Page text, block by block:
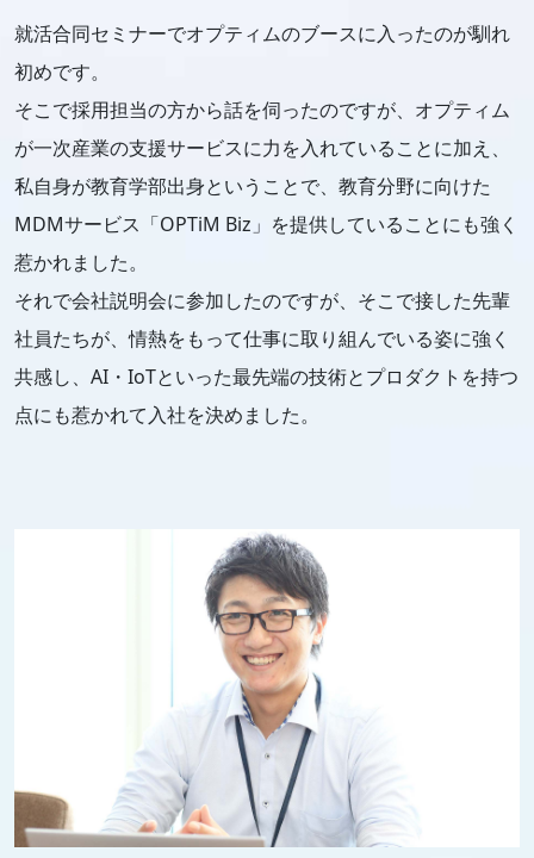
就活合同セミナーでオプティムのブースに入ったのが馴れ
初めです。
そこで採用担当の方から話を伺ったのですが、オプティム
が一次産業の支援サービスに力を入れていることに加え、
私自身が教育学部出身ということで、教育分野に向けた
MDMサービス「OPTiM Biz」を提供していることにも強く
惹かれました。
それで会社説明会に参加したのですが、そこで接した先輩
社員たちが、情熱をもって仕事に取り組んでいる姿に強く
共感し、AI・IoTといった最先端の技術とプロダクトを持つ
点にも惹かれて入社を決めました。